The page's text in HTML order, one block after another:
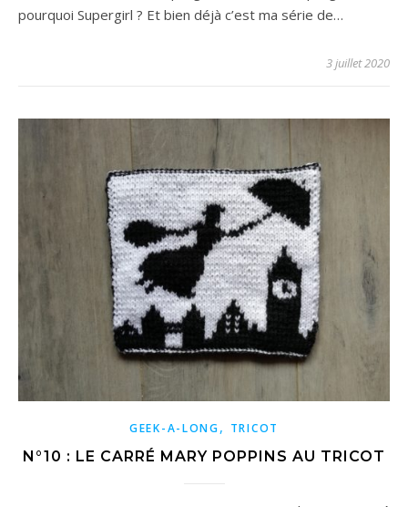
pourquoi Supergirl ? Et bien déjà c’est ma série de…
3 juillet 2020
GEEK-A-LONG, TRICOT
N°10 : LE CARRÉ MARY POPPINS AU TRICOT